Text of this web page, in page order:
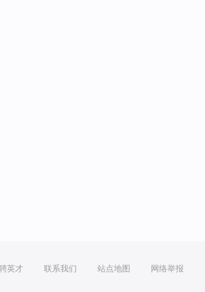
英才 联系我们 站点地图 网络举报